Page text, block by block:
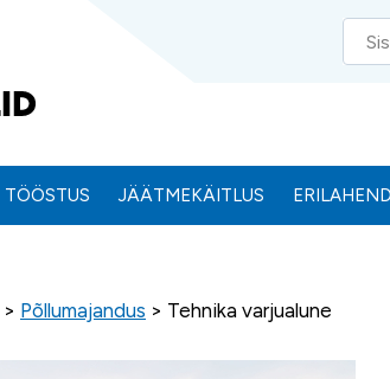
TÖÖSTUS JÄÄTMEKÄITLUS
> Põllumajandus > Tehnika varjualune